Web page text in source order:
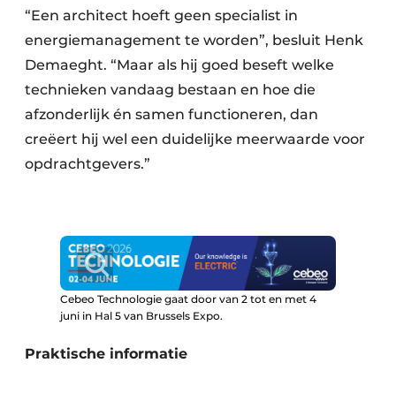
“Een architect hoeft geen specialist in
energiemanagement te worden”, besluit Henk
Demaeght. “Maar als hij goed beseft welke
technieken vandaag bestaan en hoe die
afzonderlijk én samen functioneren, dan
creëert hij wel een duidelijke meerwaarde voor
opdrachtgevers.”
Cebeo Technologie gaat door van 2 tot en met 4
juni in Hal 5 van Brussels Expo.
Praktische informatie